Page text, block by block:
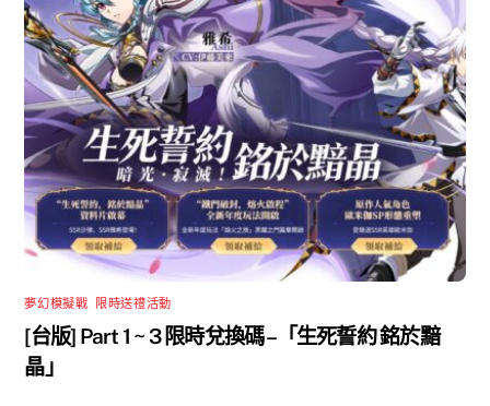
夢幻模擬戰 限時送禮活動
[台版] Part 1 ~ 3 限時兌換碼 –「生死誓約 銘於黯
晶」